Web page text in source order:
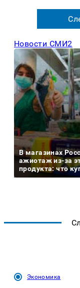
Новости СМИ2
В магазинах
ажиотаж из-за
продукта: что
Экономика